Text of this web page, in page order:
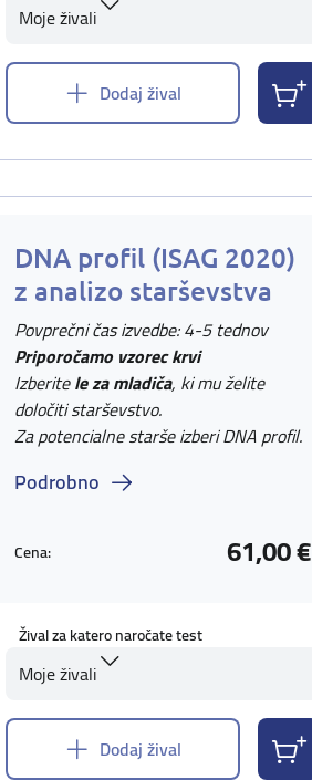
Moje živali
Dodaj žival
DNA profil (ISAG 2020)
z analizo starševstva
Povprečni čas izvedbe: 4-5 tednov
Priporočamo vzorec krvi
Izberitele za mladiča, ki mu želite
določiti starševstvo.
Za potencialne starše izberi DNA profil.
Podrobno
Cena: 61,00 €
Žival za katero naročate test
Moje živali
Dodaj žival